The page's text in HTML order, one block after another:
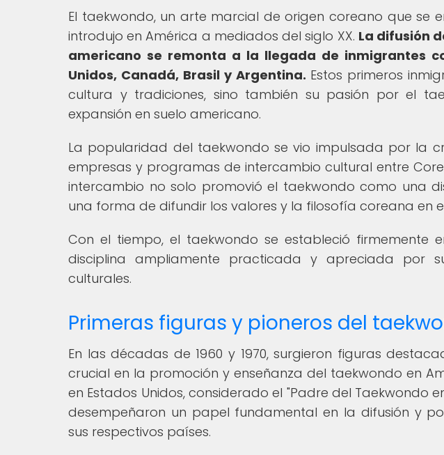
El taekwondo, un arte marcial de origen coreano que se
introdujo en América a mediados del siglo XX. La difusión
americano se remonta a la llegada de inmigrantes
Unidos, Canadá, Brasil y Argentina. Estos primeros
cultura y tradiciones, sino también su pasión por el
expansión en suelo americano.
La popularidad del taekwondo se vio impulsada por la
empresas y programas de intercambio cultural entre
intercambio no solo promovió el taekwondo como una
una forma de difundir los valores y la filosofía coreana en
Con el tiempo, el taekwondo se estableció firmemente
disciplina ampliamente practicada y apreciada por
culturales.
Primeras figuras y pioneros del
En las décadas de 1960 y 1970, surgieron figuras
crucial en la promoción y enseñanza del taekwondo en
en Estados Unidos, considerado el "Padre del Taekwondo
desempeñaron un papel fundamental en la difusión y
sus respectivos países.